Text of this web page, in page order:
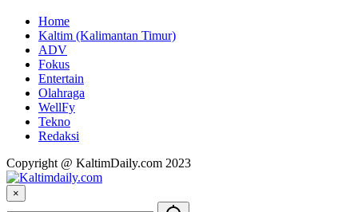
Home
Kaltim (Kalimantan Timur)
ADV
Fokus
Entertain
Olahraga
WellFy
Tekno
Redaksi
Copyright @ KaltimDaily.com 2023
×